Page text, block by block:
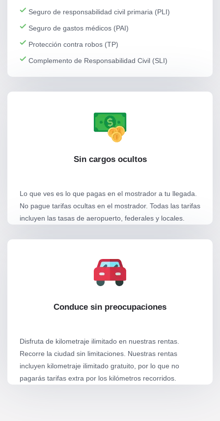
Seguro de responsabilidad civil primaria (PLI)
Seguro de gastos médicos (PAI)
Protección contra robos (TP)
Complemento de Responsabilidad Civil (SLI)
Sin cargos ocultos
Lo que ves es lo que pagas en el mostrador a tu llegada.
No pague tarifas ocultas en el mostrador. Todas las tarifas
incluyen las tasas de aeropuerto, federales y locales.
Conduce sin preocupaciones
Disfruta de kilometraje ilimitado en nuestras rentas.
Recorre la ciudad sin limitaciones. Nuestras rentas
incluyen kilometraje ilimitado gratuito, por lo que no
pagarás tarifas extra por los kilómetros recorridos.